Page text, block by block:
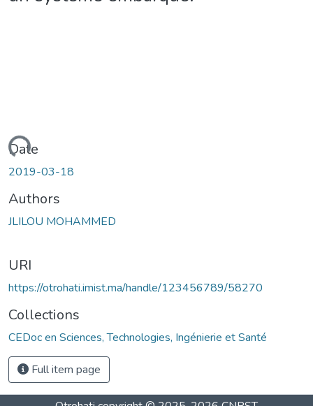
Loading...
Date
2019-03-18
Authors
JLILOU MOHAMMED
URI
https://otrohati.imist.ma/handle/123456789/58270
Collections
CEDoc en Sciences, Technologies, Ingénierie et Santé
Full item page